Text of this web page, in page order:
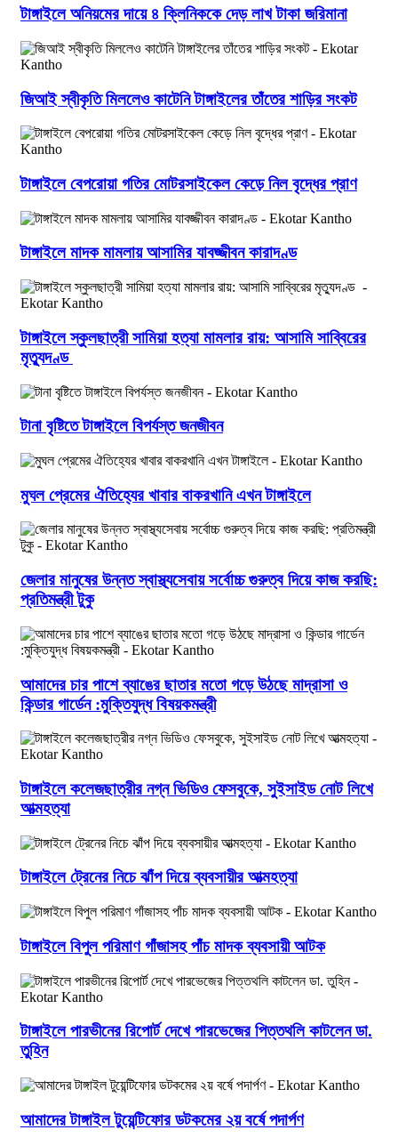
টাঙ্গাইলে অনিয়মের দায়ে ৪ ক্লিনিককে দেড় লাখ টাকা জরিমানা
জিআই স্বীকৃতি মিললেও কাটেনি টাঙ্গাইলের তাঁতের শাড়ির সংকট
টাঙ্গাইলে বেপরোয়া গতির মোটরসাইকেল কেড়ে নিল বৃদ্ধের প্রাণ
টাঙ্গাইলে মাদক মামলায় আসামির যাবজ্জীবন কারাদণ্ড
টাঙ্গাইলে স্কুলছাত্রী সামিয়া হত্যা মামলার রায়: আসামি সাব্বিরের
মৃত্যুদণ্ড
টানা বৃষ্টিতে টাঙ্গাইলে বিপর্যস্ত জনজীবন
মুঘল প্রেমের ঐতিহ্যের খাবার বাকরখানি এখন টাঙ্গাইলে
জেলার মানুষের উন্নত স্বাস্থ্যসেবায় সর্বোচ্চ গুরুত্ব দিয়ে কাজ করছি:
প্রতিমন্ত্রী টুকু
আমাদের চার পাশে ব্যাঙের ছাতার মতো গড়ে উঠছে মাদ্রাসা ও
কিন্ডার গার্ডেন :মুক্তিযুদ্ধ বিষয়কমন্ত্রী
টাঙ্গাইলে কলেজছাত্রীর নগ্ন ভিডিও ফেসবুকে, সুইসাইড নোট লিখে
আত্মহত্যা
টাঙ্গাইলে ট্রেনের নিচে ঝাঁপ দিয়ে ব্যবসায়ীর আত্মহত্যা
টাঙ্গাইলে বিপুল পরিমাণ গাঁজাসহ পাঁচ মাদক ব্যবসায়ী আটক
টাঙ্গাইলে পারভীনের রিপোর্ট দেখে পারভেজের পিত্তথলি কাটলেন ডা.
তুহিন
আমাদের টাঙ্গাইল টুয়েন্টিফোর ডটকমের ২য় বর্ষে পদার্পণ